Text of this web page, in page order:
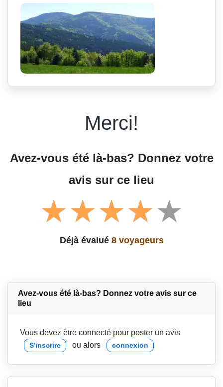
Merci!
Avez-vous été là-bas? Donnez votre
avis sur ce lieu
Déjà évalué 8 voyageurs
Avez-vous été là-bas? Donnez votre avis sur ce
lieu
Vous devez être connecté pour poster un avis
S'inscrire ou alors connexion